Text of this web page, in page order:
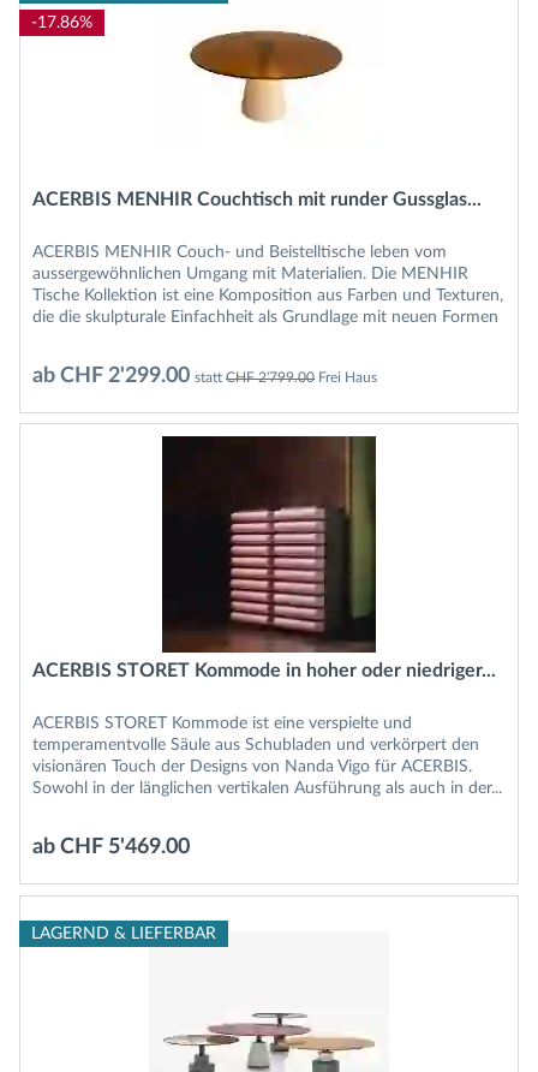
-17.86%
ACERBIS MENHIR Couchtisch mit runder Gussglas...
ACERBIS MENHIR Couch- und Beistelltische leben vom
aussergewöhnlichen Umgang mit Materialien. Die MENHIR
Tische Kollektion ist eine Komposition aus Farben und Texturen,
die die skulpturale Einfachheit als Grundlage mit neuen Formen
ab CHF 2'299.00 stattCHF 2'799.00Frei Haus
ACERBIS STORET Kommode in hoher oder niedriger...
ACERBIS STORET Kommode ist eine verspielte und
temperamentvolle Säule aus Schubladen und verkörpert den
visionären Touch der Designs von Nanda Vigo für ACERBIS.
Sowohl in der länglichen vertikalen Ausführung als auch in der...
ab CHF 5'469.00
LAGERND & LIEFERBAR